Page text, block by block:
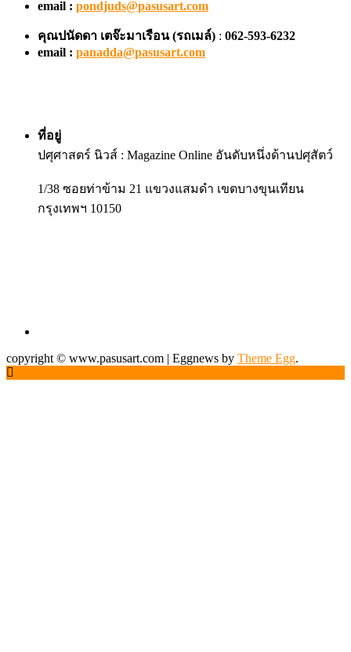
email : pondjuds@pasusart.com
คุณปนัดดา เตจ๊ะมาเรือน (รถเมล์) : 062-593-6232
email : panadda@pasusart.com
ที่อยู่
ปศุศาสตร์ นิวส์ : Magazine Online อันดับหนึ่งด้านปศุสัตว์
1/38 ซอยท่าข้าม 21 แขวงแสมดำ เขตบางขุนเทียน
กรุงเทพฯ 10150
copyright © www.pasusart.com | Eggnews by Theme Egg.